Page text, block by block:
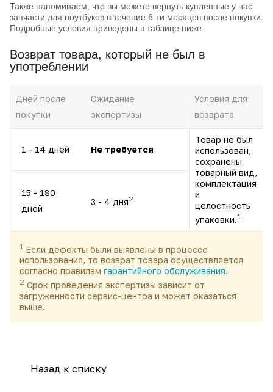
Также напоминаем, что вы можете вернуть купленные у нас
запчасти для ноутбуков в течение 6-ти месяцев после покупки.
Подробные условия приведены в таблице ниже.
Возврат товара, который не был в
употреблении
Дней после
покупки
Ожидание
экспертизы
Условия для
возврата
1 - 14 дней Не требуется
Товар не был
использован,
сохранены
товарный вид,
комплектация
и
целостность
упаковки. 1
15 - 180
дней
3 - 4 дня2
1 Если дефекты были выявлены в процессе
использования, то возврат товара осуществляется
согласно правилам гарантийного обслуживания.
2 Срок проведения экспертизы зависит от
загруженности сервис-центра и может оказаться
выше.
Назад к списку